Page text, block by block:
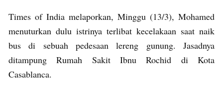
Times of India melaporkan, Minggu (13/3), Mohamed
menuturkan dulu istrinya terlibat kecelakaan saat naik
bus di sebuah pedesaan lereng gunung. Jasadnya
ditampung Rumah Sakit Ibnu Rochid di Kota
Casablanca.